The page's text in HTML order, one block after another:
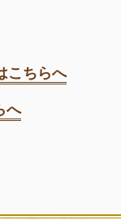
こちらへ
へ